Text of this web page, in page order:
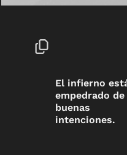
El infierno
empedrado de
buenas
intenciones.